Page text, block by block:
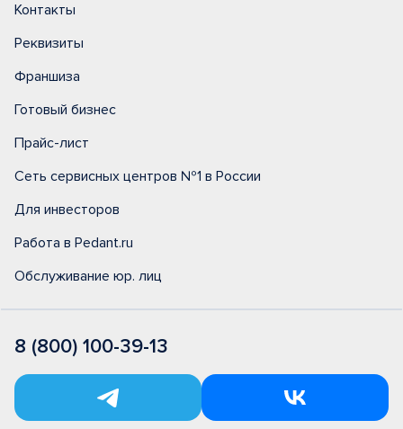
Контакты
Реквизиты
Франшиза
Готовый бизнес
Прайс-лист
Сеть сервисных центров №1 в России
Для инвесторов
Работа в Pedant.ru
Обслуживание юр. лиц
8 (800) 100-39-13